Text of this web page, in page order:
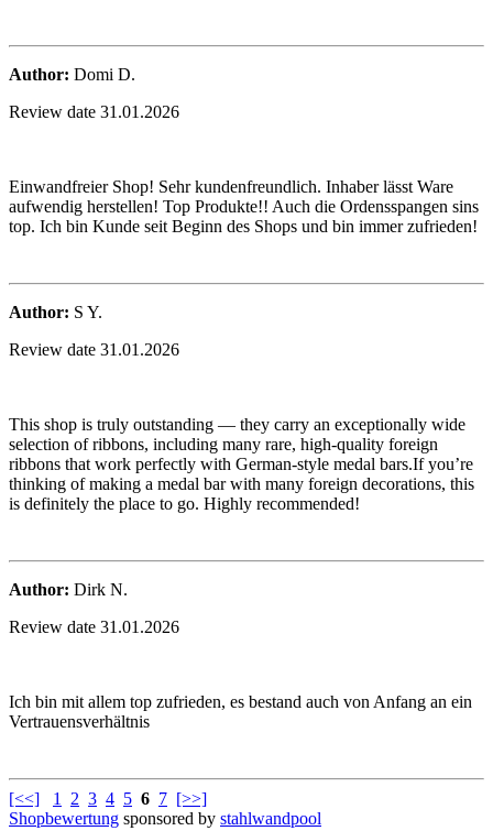
Author: Domi D.
Review date 31.01.2026
Einwandfreier Shop! Sehr kundenfreundlich. Inhaber lässt Ware
aufwendig herstellen! Top Produkte!! Auch die Ordensspangen sins
top. Ich bin Kunde seit Beginn des Shops und bin immer zufrieden!
Author: S Y.
Review date 31.01.2026
This shop is truly outstanding — they carry an exceptionally wide
selection of ribbons, including many rare, high‑quality foreign
ribbons that work perfectly with German‑style medal bars.If you’re
thinking of making a medal bar with many foreign decorations, this
is definitely the place to go. Highly recommended!
Author: Dirk N.
Review date 31.01.2026
Ich bin mit allem top zufrieden, es bestand auch von Anfang an ein
Vertrauensverhältnis
[<<] 1 2 3 4 5 6 7 [>>]
Shopbewertung sponsored by stahlwandpool